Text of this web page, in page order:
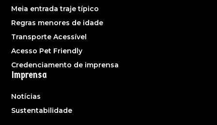
Meia entrada traje típico
Regras menores de idade
Transporte Acessível
Acesso Pet Friendly
Credenciamento de imprensa
Imprensa
Notícias
Sustentabilidade